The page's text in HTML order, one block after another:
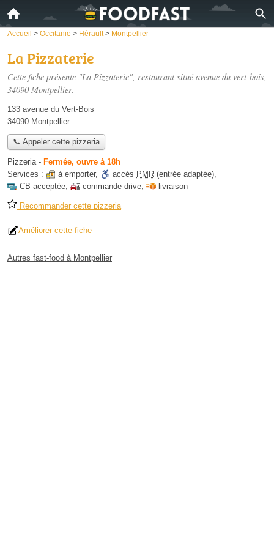
Accueil > Occitanie > Hérault > Montpellier
La Pizzaterie
Cette fiche présente "La Pizzaterie", restaurant situé avenue du vert-bois,
34090 Montpellier.
133 avenue du Vert-Bois
34090 Montpellier
📞 Appeler cette pizzeria
Pizzeria- Fermée, ouvre à 18h
Services :
à emporter, accès PMR (entrée adaptée),
CB acceptée, commande drive, livraison
Recommander cette pizzeria
Améliorer cette fiche
Autres fast-food à Montpellier